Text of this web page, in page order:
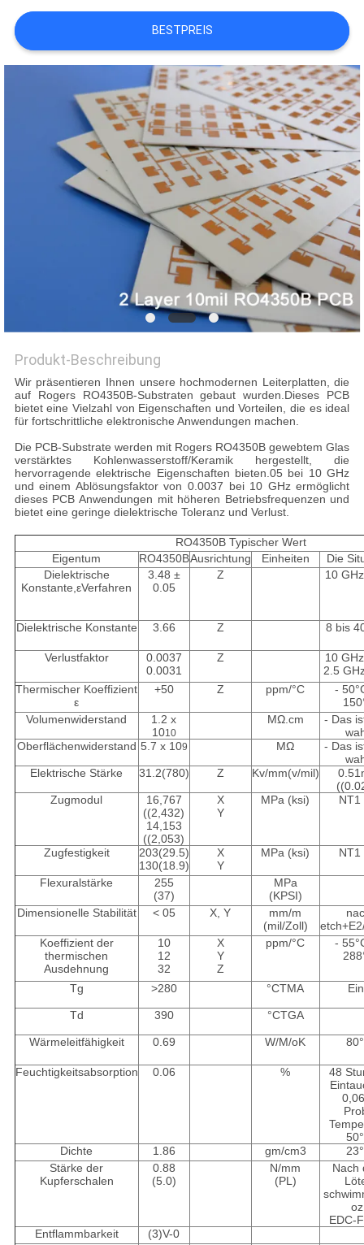
FÄLLE
SITEMAP
DATENSCHUTZRICHTLINIE
BESTPREIS
Produkt-Beschreibung
Wir präsentieren Ihnen unsere hochmodernen Leiterplatten, die
auf Rogers RO4350B-Substraten gebaut wurden.Dieses PCB
bietet eine Vielzahl von Eigenschaften und Vorteilen, die es ideal
für fortschrittliche elektronische Anwendungen machen.
Die PCB-Substrate werden mit Rogers RO4350B gewebtem Glas
verstärktes Kohlenwasserstoff/Keramik hergestellt, die
hervorragende elektrische Eigenschaften bieten.05 bei 10 GHz
und einem Ablösungsfaktor von 0.0037 bei 10 GHz ermöglicht
dieses PCB Anwendungen mit höheren Betriebsfrequenzen und
bietet eine geringe dielektrische Toleranz und Verlust.
RO4350B Typischer Wert
Eigentum
RO4350BAusrichtung Einheiten
Die
Dielektrische
Konstante,εVerfahren
3.48 ±
0.05
Z 10
Dielektrische Konstante 3.66 Z 8 bis
Verlustfaktor
0.0037
0.0031
Z
10
2.5
Thermischer Koeffizient
ε
+50 Z ppm/°C - 50
150
Volumenwiderstand
1.2 x
1010
MΩ.cm
- Das
Oberflächenwiderstand 5.7 x 109 MΩ
- Das
Elektrische Stärke
31.2(780) Z Kv/mm(v/mil)
Zugmodul
16,767
((2,432)
14,153
((2,053)
X
Y
MPa (ksi) NT1
Zugfestigkeit
203(29.5)
130(18.9)
X
Y
MPa (ksi) NT1
Flexuralstärke
255
(37)
MPa
(KPSI)
Dimensionelle Stabilität
< 05 X, Y
mm/m
(mil/Zoll)
Koeffizient der
thermischen
Ausdehnung
10
12
32
X
Y
Z
ppm/°C - 55
288
Tg >280 °CTMA
Td 390 °CTGA
Wärmeleitfähigkeit 0.69 W/M/oK 80
Feuchtigkeitsabsorption 0.06 %
48
50
Dichte
1.86 gm/cm3 23
Stärke der
Kupferschalen
0.88
(5.0)
N/mm
(PL)
Nach
EDC-
Entflammbarkeit
(3)V-0